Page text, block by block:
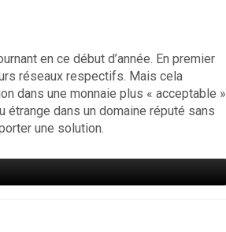
en ce début d’année. En premier
réseaux respectifs. Mais cela
dans une monnaie plus « acceptable »
étrange dans un domaine réputé sans
une solution.